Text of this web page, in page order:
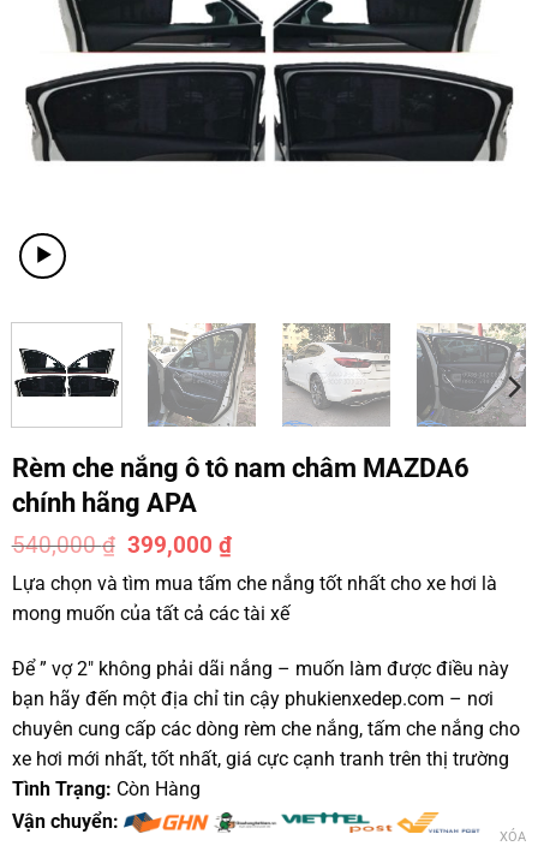
Rèm che nắng ô tô nam châm MAZDA6
chính hãng APA
540,000₫ 399,000₫
Lựa chọn và tìm mua tấm che nắng tốt nhất cho xe hơi là
mong muốn của tất cả các tài xế
Để ” vợ 2″ không phải dãi nắng – muốn làm được điều này
bạn hãy đến một địa chỉ tin cậy phukienxedep.com – nơi
chuyên cung cấp các dòng rèm che nắng, tấm che nắng cho
xe hơi mới nhất, tốt nhất, giá cực cạnh tranh trên thị trường
Tình Trạng: Còn Hàng
Vận chuyển:
XÓA